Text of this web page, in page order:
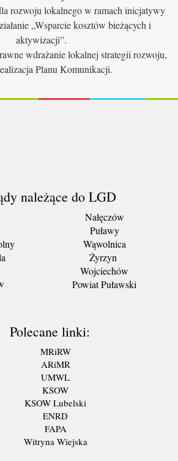
rozwoju lokalnego w ramach inicjatywy
„Wsparcie kosztów bieżących i
aktywizacji”.
wdrażanie lokalnej strategii rozwoju,
Planu Komunikacji.
należące do LGD
Nałęczów
Puławy
Wąwolnica
Żyrzyn
Wojciechów
Powiat Puławski
Polecane linki:
MRiRW
ARiMR
UMWL
KSOW
KSOW Lubelski
ENRD
FAPA
Witryna Wiejska